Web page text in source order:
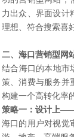
力出众、界面设计
理想、符合搜索喜
二、 海口营销型网
结合海口的本地
策、消费与服务并
构建一个高转化率
策略一：设计上
海口的用户对视觉